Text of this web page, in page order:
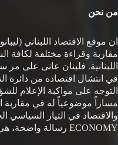
من نحن
ان موقع الاقتصاد اللبناني
مقاربة وقراءة مختلفة لكافة
اللبنانية. فلبنان عانى على
في انتشال اقتصاده من دائرة
التوجه على مواكبة الإعلام
مساراً موضوعياً له في مقاربة
ECONOMY رسالة واضحة، هي: تغليب الاقتصاد على السياسة.